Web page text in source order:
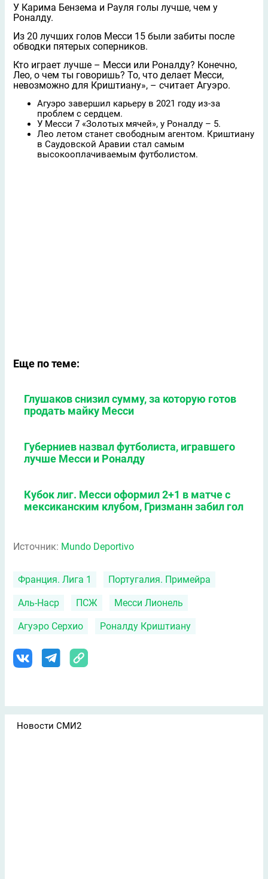
У Карима Бензема и Рауля голы лучше, чем у
Роналду.
Из 20 лучших голов Месси 15 были забиты после
обводки пятерых соперников.
Кто играет лучше – Месси или Роналду? Конечно,
Лео, о чем ты говоришь? То, что делает Месси,
невозможно для Криштиану», – считает Агуэро.
Агуэро завершил карьеру в 2021 году из-за
проблем с сердцем.
У Месси 7 «Золотых мячей», у Роналду – 5.
Лео летом станет свободным агентом. Криштиану
в Саудовской Аравии стал самым
высокооплачиваемым футболистом.
Еще по теме:
Глушаков снизил сумму, за которую готов
продать майку Месси
Губерниев назвал футболиста, игравшего
лучше Месси и Роналду
Кубок лиг. Месси оформил 2+1 в матче с
мексиканским клубом, Гризманн забил гол
Источник: Mundo Deportivo
Франция. Лига 1 Португалия. Примейра
Аль-Наср ПСЖ Месси Лионель
Агуэро Серхио Роналду Криштиану
Новости СМИ2